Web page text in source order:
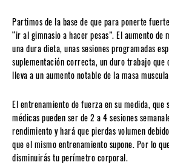
Partimos de la base de que para ponerte
“ir al gimnasio a hacer pesas”. El aumento de
una dura dieta, unas sesiones programadas
suplementación correcta, un duro trabajo que
lleva a un aumento notable de la masa
El entrenamiento de fuerza en su medida, que
médicas pueden ser de 2 a 4 sesiones
rendimiento y hará que pierdas volumen
que el mismo entrenamiento supone. Por lo
disminuirás tu perímetro corporal.